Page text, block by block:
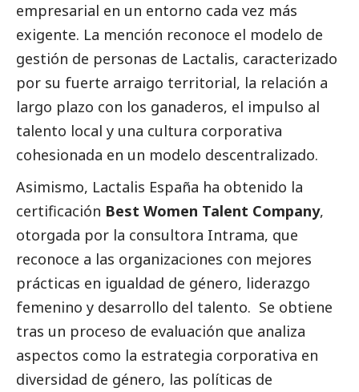
empresarial en un entorno cada vez más
exigente. La mención reconoce el modelo de
gestión de personas de Lactalis, caracterizado
por su fuerte arraigo territorial, la relación a
largo plazo con los ganaderos, el impulso al
talento local y una cultura corporativa
cohesionada en un modelo descentralizado.
Asimismo, Lactalis España ha obtenido la
certificación Best Women Talent Company,
otorgada por la consultora Intrama, que
reconoce a las organizaciones con mejores
prácticas en igualdad de género, liderazgo
femenino y desarrollo del talento. Se obtiene
tras un proceso de evaluación que analiza
aspectos como la estrategia corporativa en
diversidad de género, las políticas de